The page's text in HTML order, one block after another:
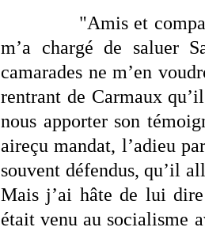
"Amis et
m’a chargé de saluer
camarades ne m’en
rentrant de Carmaux
nous apporter son
aireçu mandat, l’adieu
souvent défendus, qu’il
Mais j’ai hâte de lui
était venu au socialisme